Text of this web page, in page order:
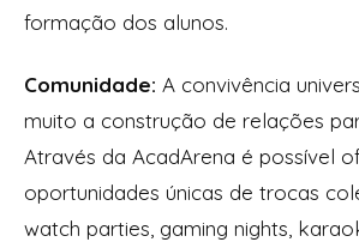
formação dos alunos.
Comunidade: A convivência
muito a construção de relações
Através da AcadArena é possível
oportunidades únicas de trocas
watch parties, gaming nights,